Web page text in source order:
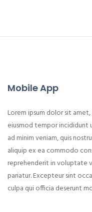
Mobile App
Lorem ipsum dolor sit
eiusmod tempor incididunt
ad minim veniam, quis
aliquip ex ea commodo
reprehenderit in voluptate
pariatur. Excepteur sint
culpa qui officia deserunt